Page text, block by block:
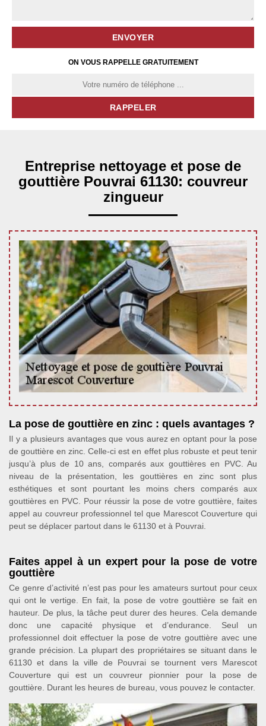
ON VOUS RAPPELLE GRATUITEMENT
Entreprise nettoyage et pose de
gouttière Pouvrai 61130: couvreur
zingueur
La pose de gouttière en zinc : quels avantages ?
Il y a plusieurs avantages que vous aurez en optant pour la pose
de gouttière en zinc. Celle-ci est en effet plus robuste et peut tenir
jusqu’à plus de 10 ans, comparés aux gouttières en PVC. Au
niveau de la présentation, les gouttières en zinc sont plus
esthétiques et sont pourtant les moins chers comparés aux
gouttières en PVC. Pour réussir la pose de votre gouttière, faites
appel au couvreur professionnel tel que Marescot Couverture qui
peut se déplacer partout dans le 61130 et à Pouvrai.
Faites appel à un expert pour la pose de votre
gouttière
Ce genre d’activité n’est pas pour les amateurs surtout pour ceux
qui ont le vertige. En fait, la pose de votre gouttière se fait en
hauteur. De plus, la tâche peut durer des heures. Cela demande
donc une capacité physique et d’endurance. Seul un
professionnel doit effectuer la pose de votre gouttière avec une
grande précision. La plupart des propriétaires se situant dans le
61130 et dans la ville de Pouvrai se tournent vers Marescot
Couverture qui est un couvreur pionnier pour la pose de
gouttière. Durant les heures de bureau, vous pouvez le contacter.